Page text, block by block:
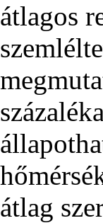
átlagos
átlag